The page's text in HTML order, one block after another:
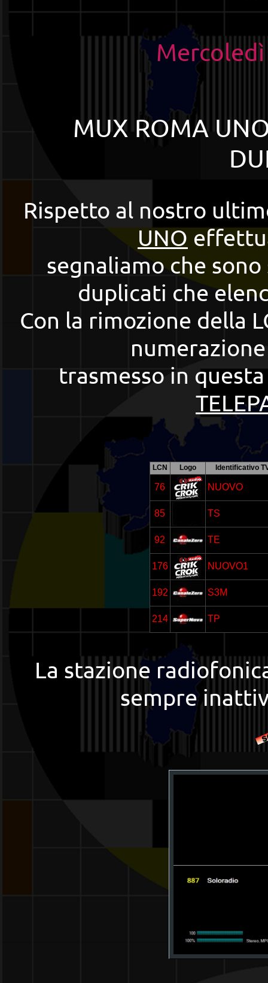
MUX ROMA
Rispetto al nostro
UNO
segnaliamo che
duplicati che
Con la rimozione della
trasmesso in
LCN Logo Identificativo
76 NUOVO
85 TS
92 TE
176 NUOVO1
192 S3M
214 TP
La stazione
sempre